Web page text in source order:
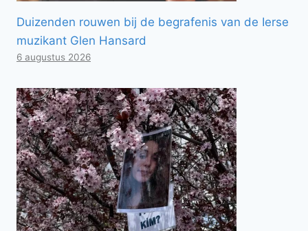
Duizenden rouwen bij de begrafenis van de Ierse
muzikant Glen Hansard
6 augustus 2026